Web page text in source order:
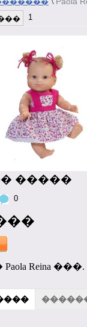
1
�����
0
���
Reina